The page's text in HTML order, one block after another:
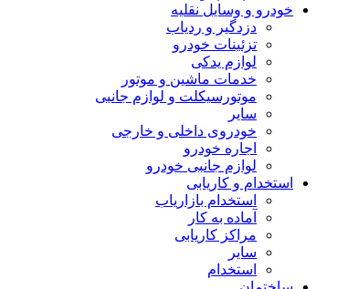
خودرو و وسایل نقلیه
دزدگیر و ردیاب
تزئینات خودرو
لوازم یدکی
خدمات ماشین و موتور
موتورسیکلت و لوازم جانبی
سایر
خودروی داخلی و خارجی
اجاره خودرو
لوازم جانبی خودرو
استخدام و کاریابی
استخدام بازاریاب
آماده به کار
مراکز کاریابی
سایر
استخدام